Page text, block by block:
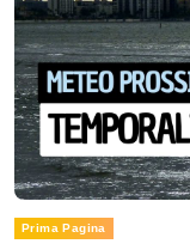
Prima Pagina